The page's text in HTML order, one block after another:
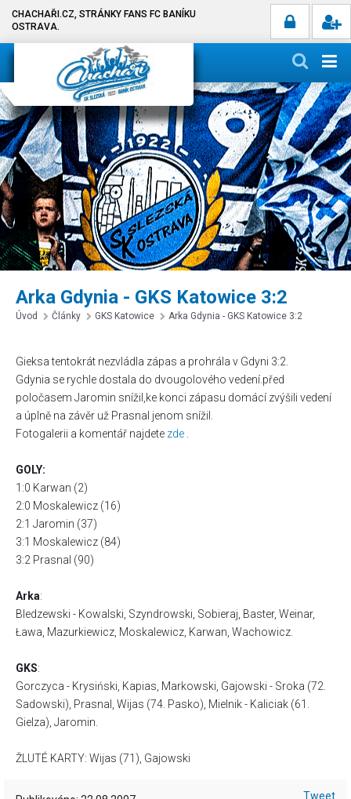
CHACHAŘI.CZ, STRÁNKY FANS FC BANÍKU
OSTRAVA.
Arka Gdynia - GKS Katowice 3:2
Úvod Články GKS Katowice Arka Gdynia - GKS Katowice 3:2
Gieksa tentokrát nezvládla zápas a prohrála v Gdyni 3:2.
Gdynia se rychle dostala do dvougolového vedení.před
poločasem Jaromin snížil,ke konci zápasu domácí zvýšili vedení
a úplně na závěr už Prasnal jenom snížil.
Fotogalerii a komentář najdete zde
GOLY:
1:0 Karwan (2)
2:0 Moskalewicz (16)
2:1 Jaromin (37)
3:1 Moskalewicz (84)
3:2 Prasnal (90)
Arka:
Bledzewski - Kowalski, Szyndrowski, Sobieraj, Baster, Weinar,
Ława, Mazurkiewicz, Moskalewicz, Karwan, Wachowicz.
GKS:
Gorczyca - Krysiński, Kapias, Markowski, Gajowski - Sroka (72.
Sadowski), Prasnal, Wijas (74. Pasko), Mielnik - Kaliciak (61.
Gielza), Jaromin.
ŽLUTÉ KARTY: Wijas (71), Gajowski
Tweet